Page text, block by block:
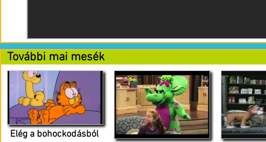
További mai mesék
Elég a bohockodásból